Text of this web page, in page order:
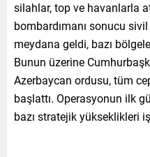
silahlar, top ve havanlarla
bombardımanı sonucu
meydana geldi, bazı
Bunun üzerine
Azerbaycan ordusu, tüm
başlattı. Operasyonun ilk
bazı stratejik yükseklikleri